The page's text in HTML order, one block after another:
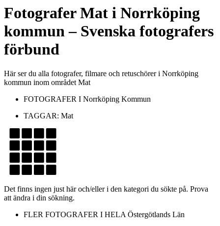
FotograferMat i Norrköping
kommun– Svenska fotografers
förbund
Här ser du alla fotografer, filmare och retuschörer i Norrköping
kommun inom området Mat
FOTOGRAFER I Norrköping Kommun
TAGGAR: Mat
Det finns ingen just här och/eller i den kategori du sökte på. Prova
att ändra i din sökning.
FLER FOTOGRAFER I HELA Östergötlands Län